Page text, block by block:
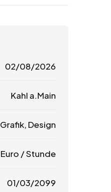
02/08/2026
Kahl a.Main
Grafik, Design
Euro / Stunde
01/03/2099